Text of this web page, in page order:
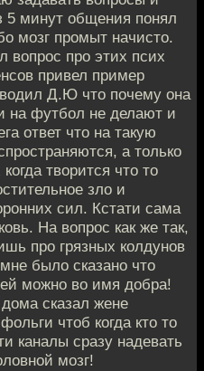
5 минут общения понял
мозг промыт начисто.
вопрос про этих псих
привел пример
Д.Ю что почему она
на футбол не делают и
ответ что на такую
а только
творится что то
зло и
сил. Кстати сама
На вопрос как же так,
про грязных колдунов
было сказано что
можно во имя добра!
сказал жене
чтоб когда кто то
каналы сразу надевать
мозг!